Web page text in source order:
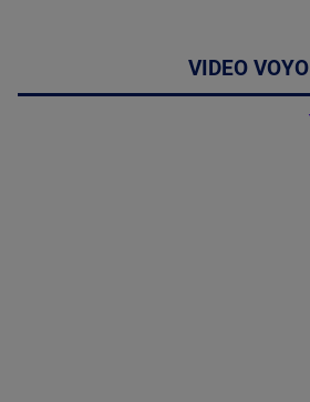
VIDEO VOYO